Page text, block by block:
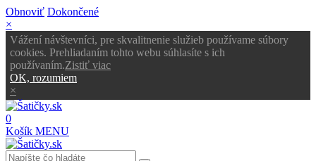
Obnoviť Dokončené
×
Vážení návštevníci, pre skvalitnenie služieb používame súbory
cookies. Prehliadaním tohto webu súhlasíte s ich
používaním.Zistiť viac
OK, rozumiem
×
0
Košík MENU